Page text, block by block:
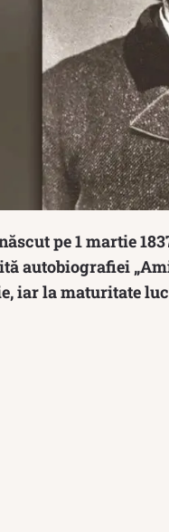
pe 1 martie
autobiografiei
iar la maturitate